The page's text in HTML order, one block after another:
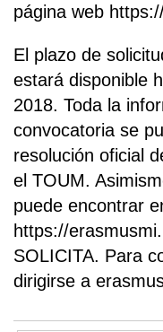
página web
El plazo de
estará disponible
2018. Toda la
convocatoria se
resolución oficial
el TOUM.
puede encontrar
https://
SOLICITA. Para
dirigirse a